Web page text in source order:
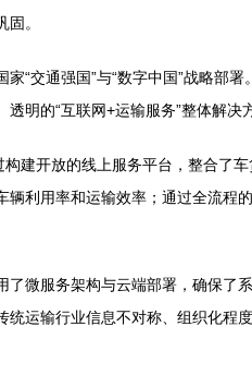
。
“交通强国”与“数字中国”战略部
明的“互联网+运输服务”整体解决
建开放的线上服务平台，整合了
利用率和运输效率；通过全流程
微服务架构与云端部署，确保了
运输行业信息不对称、组织化程